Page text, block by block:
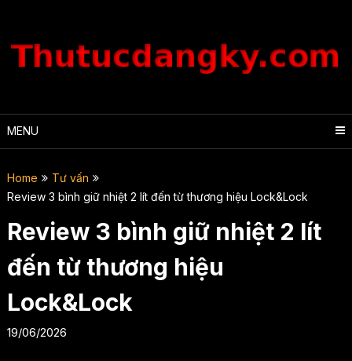
content
MENU
Home
Tư vấn
Review 3 bình giữ nhiệt 2 lít đến từ thương hiệu Lock&Lock
Review 3 bình giữ nhiệt 2 lít
đến từ thương hiệu
Lock&Lock
19/06/2026